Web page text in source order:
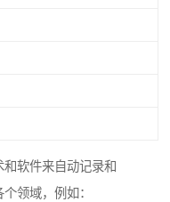
软件来自动记录和
领域，例如：